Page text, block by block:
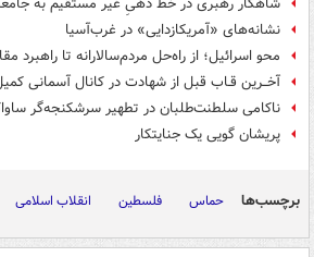
نشانه‌های «آمریکازدایی» در غرب‌آسیا
محو اسرائیل؛ از راه‌حل مردم‌سالارانه تا راهبرد
آخــرین قـاب قبل از شهادت در کانال آسمانی
ناکامی سلطنت‌طلبان در تطهیر سرشکنجه‌گر
پریشان گویی یک جنایتکار
برچسب‌ها حماس فلسطین انقلاب اسلامی